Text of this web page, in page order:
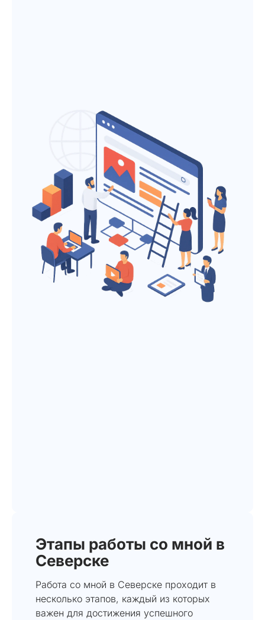
Этапы работы со мной в
Северске
Работа со мной в Северске проходит в
несколько этапов, каждый из которых
важен для достижения успешного